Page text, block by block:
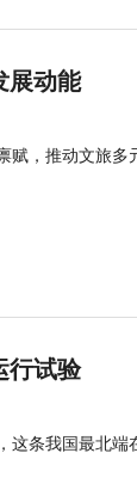
展动能
赋，推动文旅
行试验
这条我国最北